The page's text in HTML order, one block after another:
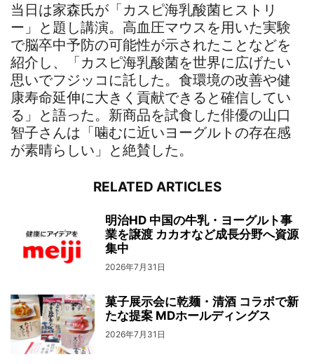
当日は家森氏が「カスピ海乳酸菌ヒストリ
ー」と題し講演。高血圧マウスを用いた実験
で脳卒中予防の可能性が示されたことなどを
紹介し、「カスピ海乳酸菌を世界に広げたい
思いでフジッコに託した。食環境の改善や健
康寿命延伸に大きく貢献できると確信してい
る」と語った。新商品を試食した俳優の山口
智子さんは「噛むに近いヨーグルトの存在感
が素晴らしい」と絶賛した。
RELATED ARTICLES
明治HD 中国の牛乳・ヨーグルト事
業を譲渡 カカオなど成長分野へ資源
集中
2026年7月31日
菓子展示会に乾麺・清酒 コラボで新
たな提案 MDホールディングス
2026年7月31日